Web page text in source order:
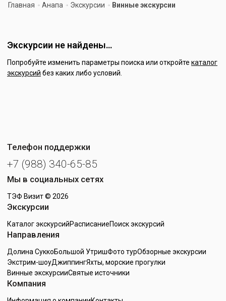
Главная Анапа Экскурсии Винные экскурсии
Экскурсии не найдены…
Попробуйте изменить параметры поиска или откройте каталог
экскурсий без каких либо условий.
Телефон поддержки
+7 (988) 340-65-85
Мы в социальных сетях
ТЭФ Визит© 2026
Экскурсии
Каталог экскурсийРасписаниеПоиск экскурсий
Направления
Долина СуккоБольшой УтришФото турОбзорные экскурсии
Экстрим-шоуДжиппингЯхты, морские прогулки
Винные экскурсииСвятые источники
Компания